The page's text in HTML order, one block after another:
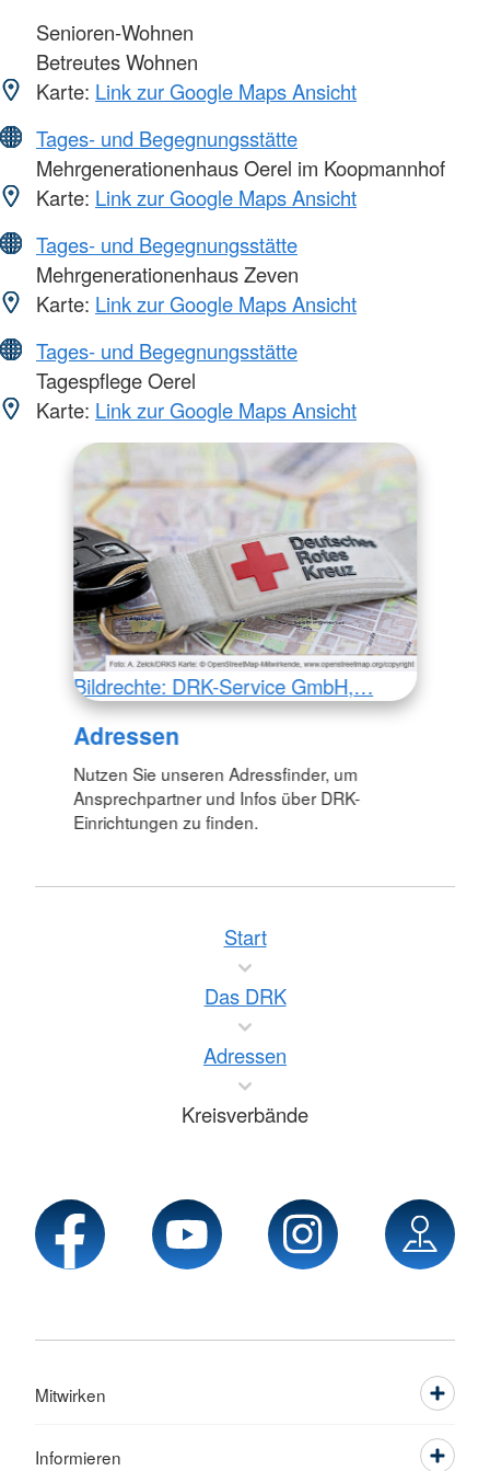
Senioren-Wohnen
Betreutes Wohnen
Karte: Link zur Google Maps Ansicht
Tages- und Begegnungsstätte
Mehrgenerationenhaus Oerel im Koopmannhof
Karte: Link zur Google Maps Ansicht
Tages- und Begegnungsstätte
Mehrgenerationenhaus Zeven
Karte: Link zur Google Maps Ansicht
Tages- und Begegnungsstätte
Tagespflege Oerel
Karte: Link zur Google Maps Ansicht
Bildrechte: DRK-Service GmbH,…
Adressen
Nutzen Sie unseren Adressfinder, um
Ansprechpartner und Infos über DRK-
Einrichtungen zu finden.
Start
Das DRK
Adressen
Kreisverbände
Mitwirken
Informieren